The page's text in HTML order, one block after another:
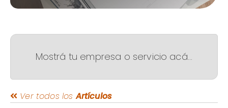
Mostrá tu empresa o servicio acá...
Ver todos losArtículos